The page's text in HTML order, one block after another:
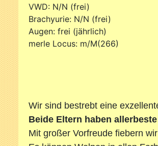
VWD: N/N (frei)
Brachyurie: N/
Augen: frei
merle Locus: m/
Wir sind bestrebt eine
Beide Eltern haben
Mit großer Vorfreude fiebern